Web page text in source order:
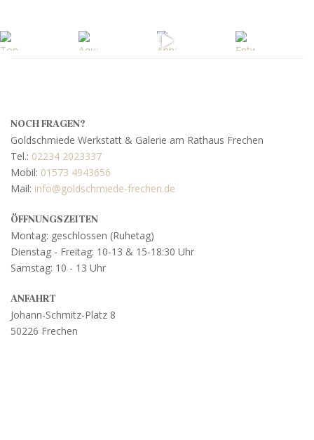
NOCH FRAGEN?
Goldschmiede Werkstatt & Galerie am Rathaus Frechen
Tel.: 02234 2023337
Mobil: 01573 4943656
Mail: info@goldschmiede-frechen.de
ÖFFNUNGSZEITEN
Montag: geschlossen (Ruhetag)
Dienstag - Freitag: 10-13 & 15-18:30 Uhr
Samstag: 10 - 13 Uhr
ANFAHRT
Johann-Schmitz-Platz 8
50226 Frechen